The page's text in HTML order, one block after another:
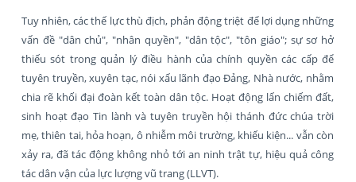
Tuy nhiên, các thế lực thù địch, phản động triệt để lợi dụng những
vấn đề "dân chủ", "nhân quyền", "dân tộc", "tôn giáo"; sự sơ hở
thiếu sót trong quản lý điều hành của chính quyền các cấp để
tuyên truyền, xuyên tạc, nói xấu lãnh đạo Đảng, Nhà nước, nhằm
chia rẽ khối đại đoàn kết toàn dân tộc. Hoạt động lấn chiếm đất,
sinh hoạt đạo Tin lành và tuyên truyền hội thánh đức chúa trời
mẹ, thiên tai, hỏa hoạn, ô nhiễm môi trường, khiếu kiện... vẫn còn
xảy ra, đã tác động không nhỏ tới an ninh trật tự, hiệu quả công
tác dân vận của lực lượng vũ trang (LLVT).